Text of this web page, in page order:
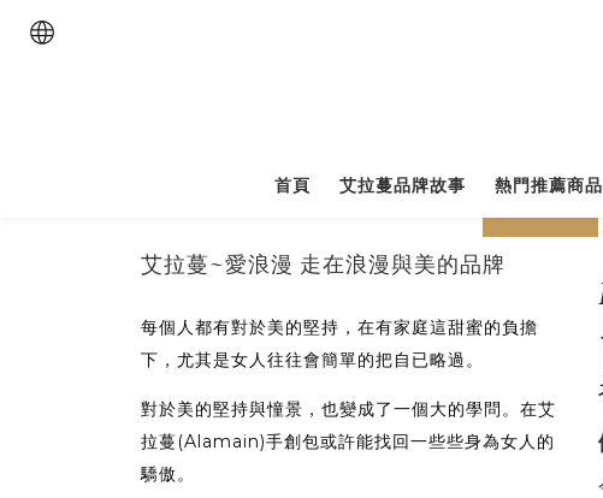
首頁 艾拉蔓品牌故事 熱門推薦商品
prev next
艾拉蔓~愛浪漫 走在浪漫與美的品牌
每個人都有對於美的堅持，在有家庭這甜蜜的負擔
下，尤其是女人往往會簡單的把自已略過。
對於美的堅持與憧景，也變成了一個大的學問。在艾
拉蔓(Alamain)手創包或許能找回一些些身為女人的
驕傲。